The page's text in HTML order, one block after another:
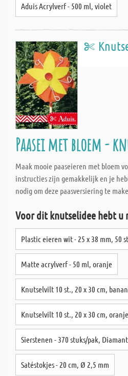
Aduis Acrylverf - 500 ml, violet
Paasei met bloem -
Maak mooie paaseieren met bloem
instructies zijn gemakkelijk en je
nodig om deze paasversiering te
Voor dit knutselidee hebt u
Plastic eieren wit - 25 x 38 mm, 50
Matte acrylverf - 50 ml, oranje
Knutselvilt 10 st., 20 x 30 cm,
Knutselvilt 10 st., 20 x 30 cm, oranje
Sierstenen - 370 stuks/pak,
Satéstokjes - 20 cm, Ø 2,5 mm